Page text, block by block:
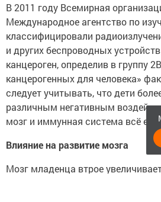
В 2011 году Всемирная
Международное агентство по
классифицировали
и других беспроводных
канцероген, определив в группу
канцерогенных для человека»
следует учитывать, что дети
различным негативным
мозг и иммунная система всё
Влияние на развитие мозга
Мозг младенца втрое